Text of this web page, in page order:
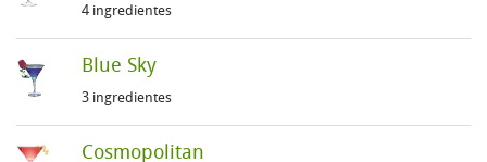
4 ingredientes
Blue Sky
3 ingredientes
Cosmopolitan